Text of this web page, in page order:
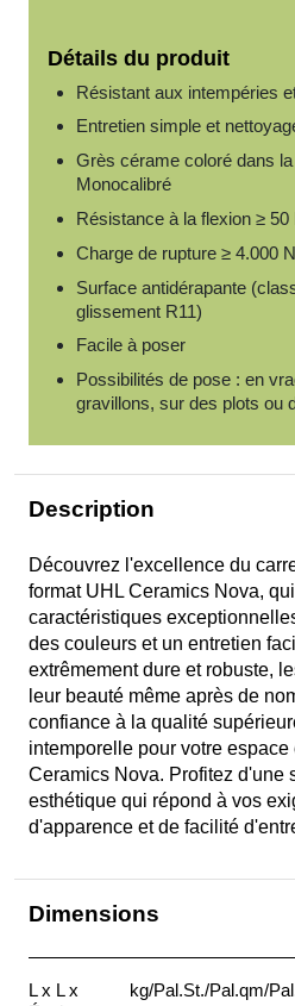
Détails du produit
Résistant aux intempéries
Entretien simple et
Grès cérame coloré dans
Monocalibré
Résistance à la flexion ≥ 50
Charge de rupture ≥ 4.000 N
Surface antidérapante
glissement R11)
Facile à poser
Possibilités de pose : en
gravillons, sur des plots ou
Description
Découvrez l'excellence du
format UHL Ceramics Nova,
caractéristiques
des couleurs et un entretien
extrêmement dure et robuste,
leur beauté même après de
confiance à la qualité
intemporelle pour votre
Ceramics Nova. Profitez d'une
esthétique qui répond à vos
d'apparence et de facilité
Dimensions
L x L x
kg/Pal.St./Pal.qm/